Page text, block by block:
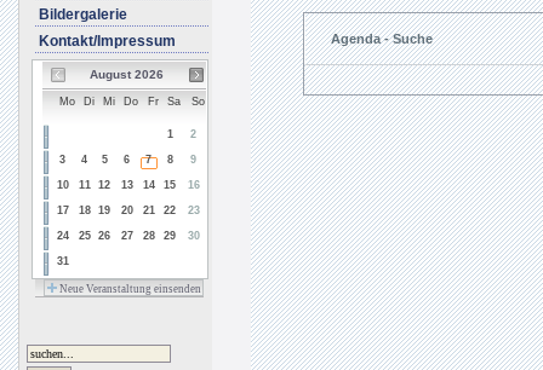
Bildergalerie
Kontakt/Impressum
August 2026
Mo Di Mi Do Fr Sa So
1 2
3 4 5 6 7 8 9
10 11 12 13 14 15 16
17 18 19 20 21 22 23
24 25 26 27 28 29 30
31
Neue Veranstaltung einsenden
Agenda - Suche